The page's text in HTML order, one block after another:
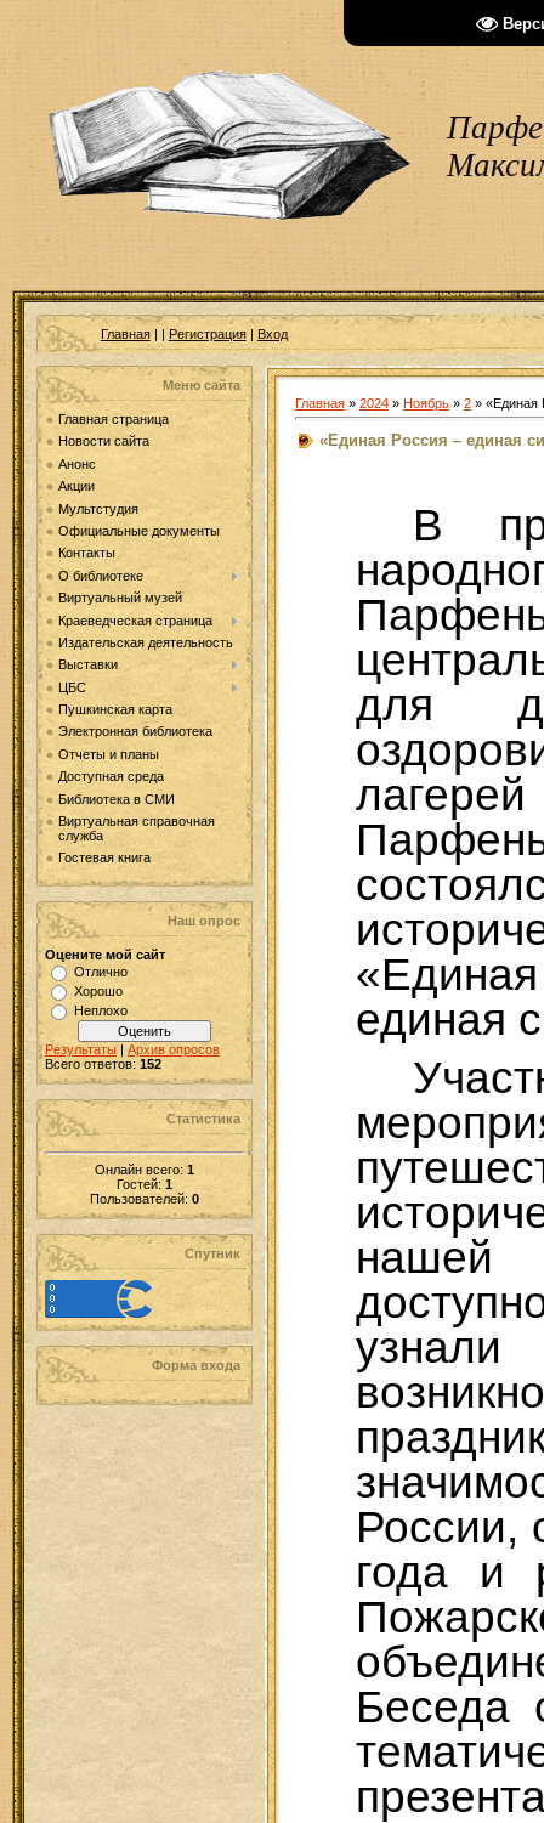
Главная| | Регистрация| Вход
Меню сайта
Главная страница
Новости сайта
Анонс
Акции
Мультстудия
Официальные документы
Контакты
О библиотеке
Виртуальный музей
Краеведческая страница
Издательская деятельность
Выставки
ЦБС
Пушкинская карта
Электронная библиотека
Отчеты и планы
Доступная среда
Библиотека в СМИ
Виртуальная справочная
служба
Гостевая книга
Наш опрос
Оцените мой сайт
Отлично
Хорошо
Неплохо
Результаты | Архив опросов
Всего ответов: 152
Статистика
Онлайн всего: 1
Гостей: 1
Пользователей: 0
Спутник
Форма входа
Главная» 2024 » Ноябрь » 2» «Единая
«Единая Россия – единая
В
для
единая
России,
года и
Беседа